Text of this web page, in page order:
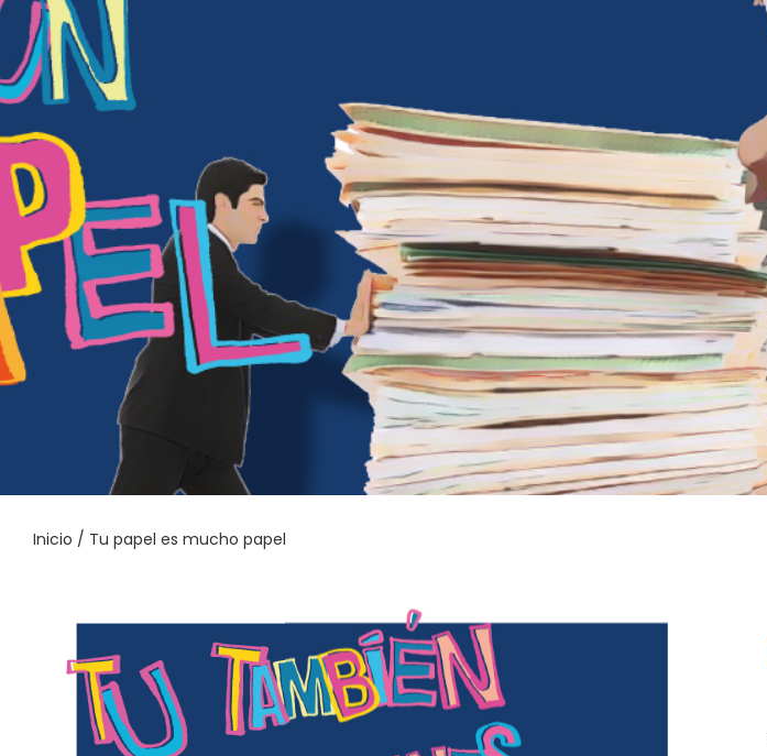
Inicio / Tu papel es mucho papel